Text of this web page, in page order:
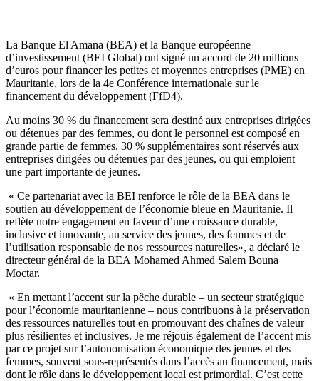
La Banque El Amana (BEA) et la Banque européenne
d’investissement (BEI Global) ont signé un accord de 20 millions
d’euros pour financer les petites et moyennes entreprises (PME) en
Mauritanie, lors de la 4e Conférence internationale sur le
financement du développement (FfD4).
Au moins 30 % du financement sera destiné aux entreprises dirigées
ou détenues par des femmes, ou dont le personnel est composé en
grande partie de femmes. 30 % supplémentaires sont réservés aux
entreprises dirigées ou détenues par des jeunes, ou qui emploient
une part importante de jeunes.
« Ce partenariat avec la BEI renforce le rôle de la BEA dans le
soutien au développement de l’économie bleue en Mauritanie. Il
reflète notre engagement en faveur d’une croissance durable,
inclusive et innovante, au service des jeunes, des femmes et de
l’utilisation responsable de nos ressources naturelles», a déclaré le
directeur général de la BEA Mohamed Ahmed Salem Bouna
Moctar.
« En mettant l’accent sur la pêche durable – un secteur stratégique
pour l’économie mauritanienne – nous contribuons à la préservation
des ressources naturelles tout en promouvant des chaînes de valeur
plus résilientes et inclusives. Je me réjouis également de l’accent mis
par ce projet sur l’autonomisation économique des jeunes et des
femmes, souvent sous-représentés dans l’accès au financement, mais
dont le rôle dans le développement local est primordial. C’est cette